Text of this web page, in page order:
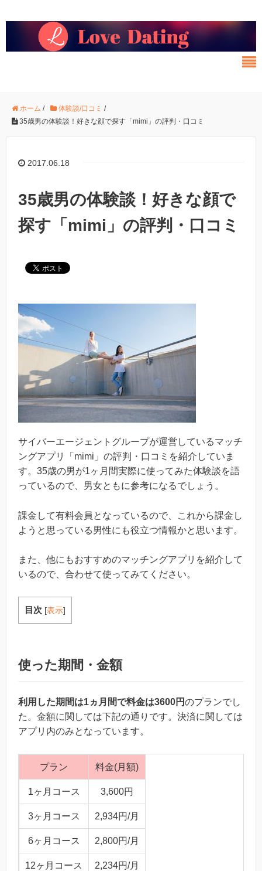
ホーム / 体験談/口コミ /
35歳男の体験談！好きな顔で探す「mimi」の評判・口コミ
2017.06.18
35歳男の体験談！好きな顔で
探す「mimi」の評判・口コミ
サイバーエージェントグループが運営しているマッチ
ングアプリ「mimi」の評判・口コミを紹介していま
す。35歳の男が1ヶ月間実際に使ってみた体験談を語
っているので、男女ともに参考になるでしょう。
課金して有料会員となっているので、これから課金し
ようと思っている男性にも役立つ情報かと思います。
また、他にもおすすめのマッチングアプリを紹介して
いるので、合わせて使ってみてください。
目次 [表示]
使った期間・金額
利用した期間は1ヵ月間で料金は3600円のプランでし
た。金額に関しては下記の通りです。決済に関しては
アプリ内のみとなっています。
プラン 料金(月額)
1ヶ月コース 3,600円
3ヶ月コース 2,934円/月
6ヶ月コース 2,800円/月
12ヶ月コース 2,234円/月